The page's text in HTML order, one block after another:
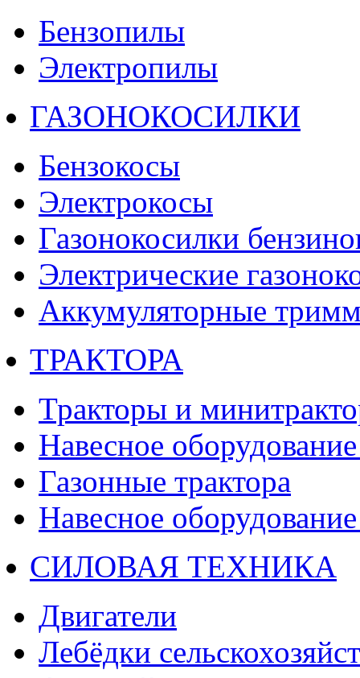
Бензопилы
Электропилы
ГАЗОНОКОСИЛКИ
Бензокосы
Электрокосы
Газонокосилки
Электрические
Аккумуляторные
ТРАКТОРА
Тракторы и
Навесное
Газонные трактора
Навесное
СИЛОВАЯ ТЕХНИКА
Двигатели
Лебёдки